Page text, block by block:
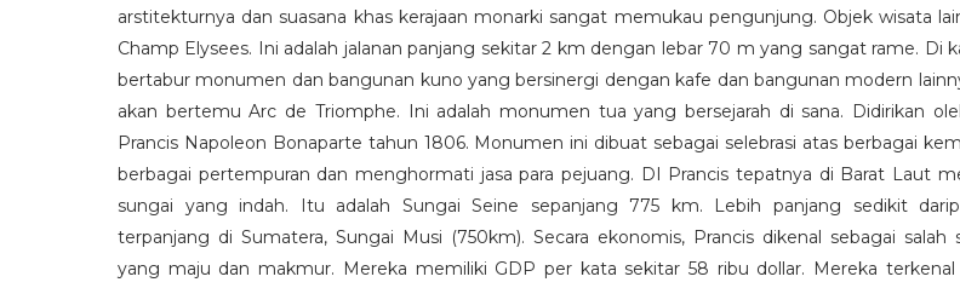
arstitekturnya dan suasana khas kerajaan monarki sangat memukau pengunjung. Objek wisata
Champ Elysees. Ini adalah jalanan panjang sekitar 2 km dengan lebar 70 m yang sangat rame. Di
bertabur monumen dan bangunan kuno yang bersinergi dengan kafe dan bangunan modern
akan bertemu Arc de Triomphe. Ini adalah monumen tua yang bersejarah di sana. Didirikan
Prancis Napoleon Bonaparte tahun 1806. Monumen ini dibuat sebagai selebrasi atas berbagai
berbagai pertempuran dan menghormati jasa para pejuang. DI Prancis tepatnya di Barat Laut
sungai yang indah. Itu adalah Sungai Seine sepanjang 775 km. Lebih panjang sedikit
terpanjang di Sumatera, Sungai Musi (750km). Secara ekonomis, Prancis dikenal sebagai salah
yang maju dan makmur. Mereka memiliki GDP per kata sekitar 58 ribu dollar. Mereka terkenal